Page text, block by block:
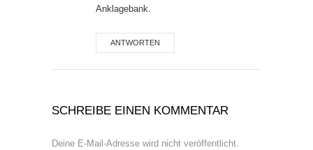
Anklagebank.
ANTWORTEN
SCHREIBE EINEN KOMMENTAR
Deine E-Mail-Adresse wird nicht veröffentlicht.